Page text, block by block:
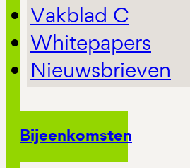
Vakblad C
Whitepapers
Nieuwsbrieven
Bijeenkomsten